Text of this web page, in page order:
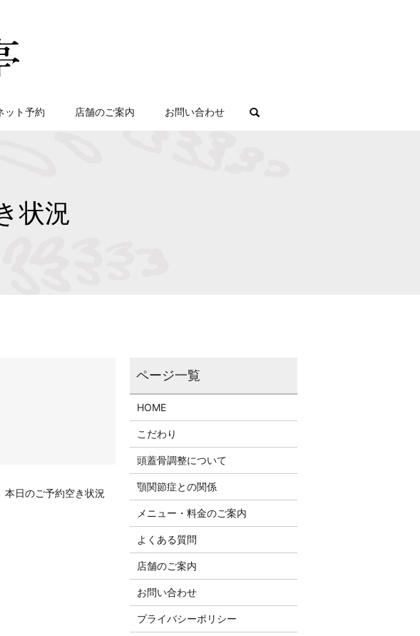
ット予約 店舗のご案内 お問い合わせ search
状況
本日のご予約空き状況
HOME
こだわり
頭蓋骨調整について
顎関節症との関係
メニュー・料金のご案内
よくある質問
店舗のご案内
お問い合わせ
プライバシーポリシー